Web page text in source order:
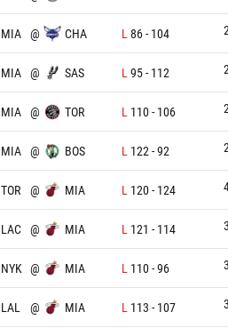
MIA @ CHA L 86- 104
MIA @ SAS L 95- 112
MIA @ TOR L 110- 106
MIA @ BOS L 122 -92
TOR @ MIA L 120- 124
LAC @ MIA L 121 - 114
NYK @ MIA L 110-96
LAL @ MIA L 113 - 107